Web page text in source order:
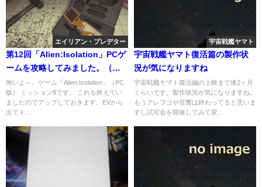
エイリアン・プレデター
第12回「Alien:Isolation」PCゲ
ームを攻略してみました。（最
高難度）
怖いよ～。ゲーム「Alien:Isolation」（PC
版） ミッション8です。 これも終えてい
ましたのでアップしておきます。EVから
出てド...
宇宙戦艦ヤマト
宇宙戦艦ヤマト復活篇の製作状
況が気になりますね
宇宙戦艦ヤマト復活編の上映まで後2ヶ月
くらいです。製作状況が気になりますね。
もうアレフコや音響は終わってると思いま
すし試写会を開催してみて変...